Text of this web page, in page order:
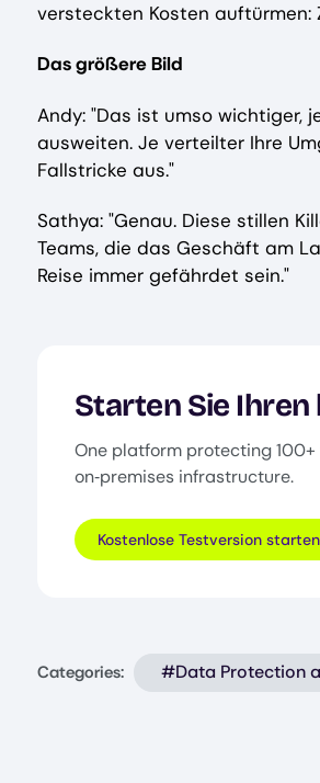
versteckten Kosten auftürmen:
Das größere Bild
Andy: "Das ist umso wichtiger,
ausweiten. Je verteilter Ihre
Fallstricke aus."
Sathya: "Genau. Diese stillen
Teams, die das Geschäft am
Reise immer gefährdet sein."
Starten Sie
One platform protecting
on‑premises infrastructure.
Kostenlose Testversion starten
Categories: #Data Protection